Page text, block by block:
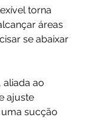
torna
áreas
se abaixar
, aliada ao
ajuste
sucção